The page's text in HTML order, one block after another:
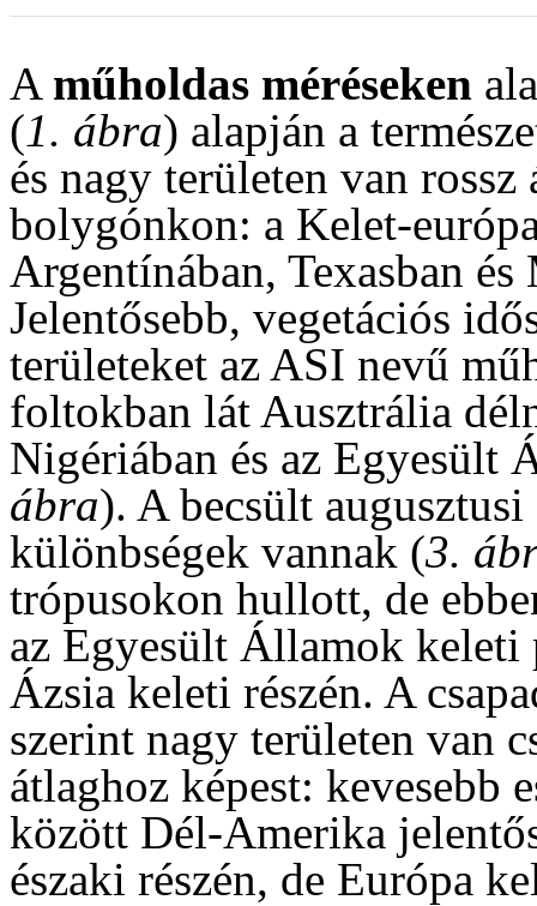
A műholdas méréseken
(1. ábra) alapján a
és nagy területen van
bolygónkon: a Kelet-
Argentínában, Texasban
Jelentősebb, vegetációs
területeket az ASI nevű
foltokban lát Ausztrália
Nigériában és az Egyesült
ábra). A becsült augusztusi
különbségek vannak (3.
trópusokon hullott, de
az Egyesült Államok keleti
Ázsia keleti részén. A
szerint nagy területen van
átlaghoz képest: kevesebb
között Dél-Amerika
északi részén, de Európa